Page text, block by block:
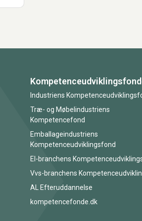
Industriens
Træ- og Møbelindustriens
Kompetencefond
Emballageindustriens
Kompetenceudviklingsfond
El-branchens
Vvs-branchens
AL Efteruddannelse
kompetencefonde.dk